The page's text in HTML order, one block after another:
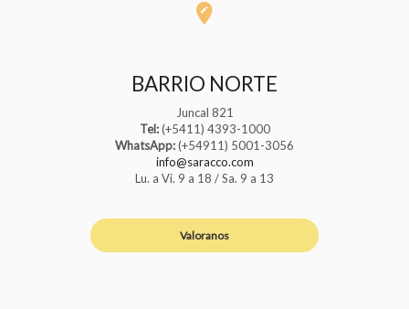
BARRIO NORTE
Juncal 821
Tel:(+5411) 4393-1000
WhatsApp:(+54911) 5001-3056
info@saracco.com
Lu. a Vi. 9 a 18 / Sa. 9 a 13
Valoranos